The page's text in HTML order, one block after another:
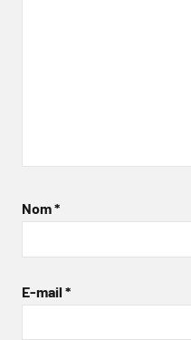
Nom*
E-mail *